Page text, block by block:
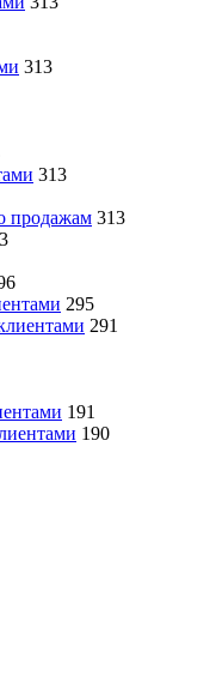
313
313
продажам 313
295
291
191
190